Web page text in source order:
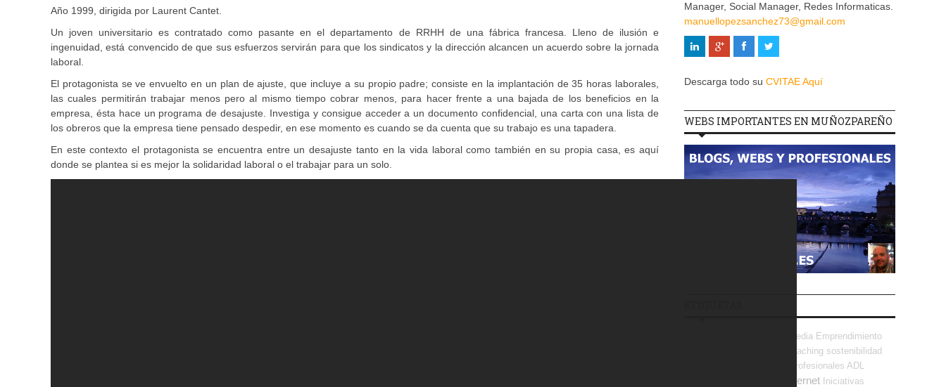
Año 1999, dirigida por Laurent Cantet.
Un joven universitario es contratado como pasante en el departamento de RRHH de una fábrica francesa. Lleno de ilusión e
ingenuidad, está convencido de que sus esfuerzos servirán para que los sindicatos y la dirección alcancen un acuerdo sobre la jornada
laboral.
El protagonista se ve envuelto en un plan de ajuste, que incluye a su propio padre; consiste en la implantación de 35 horas laborales,
las cuales permitirán trabajar menos pero al mismo tiempo cobrar menos, para hacer frente a una bajada de los beneficios en la
empresa, ésta hace un programa de desajuste. Investiga y consigue acceder a un documento confidencial, una carta con una lista de
los obreros que la empresa tiene pensado despedir, en ese momento es cuando se da cuenta que su trabajo es una tapadera.
En este contexto el protagonista se encuentra entre un desajuste tanto en la vida laboral como también en su propia casa, es aquí
donde se plantea si es mejor la solidaridad laboral o el trabajar para un solo.
Manager, Social Manager, Redes Informaticas.
manuellopezsanchez73@gmail.com
Descarga todo su CVITAE Aquí
WEBS IMPORTANTES EN MUÑOZPAREÑO
social media Emprendimiento
coaching sostenibilidad
F Profesionales ADL
Búsqueda de Empleo Internet Iniciativas